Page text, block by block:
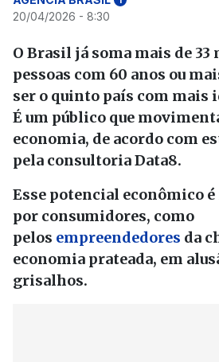
20/04/2026 - 8:30
O Brasil já soma mais de 33
pessoas com 60 anos ou
ser o quinto país com mais
É um público que
economia, de acordo com
pela consultoria Data8.
Esse potencial econômico
por consumidores, como
pelos empreendedores da
economia prateada, em
grisalhos.